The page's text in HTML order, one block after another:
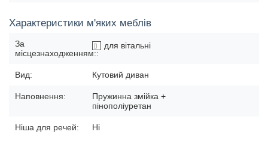
Характеристики м'яких меблів
За
місцезнаходженням::
для вітальні
Вид: Кутовий диван
Наповнення:
Пружинна змійка +
пінополіуретан
Ніша для речей: Ні